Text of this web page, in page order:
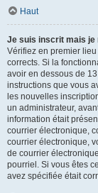
Haut
Je suis inscrit mais je
Vérifiez en premier
corrects. Si la
avoir en dessous de
instructions que vous
les nouvelles
un administrateur,
information était
courrier électronique,
courrier électronique,
de courrier
pourriel. Si vous êtes
avez spécifiée était